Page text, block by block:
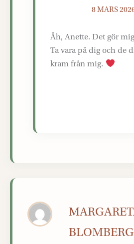
8 MARS
Åh, Anette. Det gör
Ta vara på dig och de
kram från mig.
BLOMBERG